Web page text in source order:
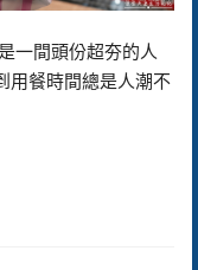
一間頭份超夯的人
用餐時間總是人潮不